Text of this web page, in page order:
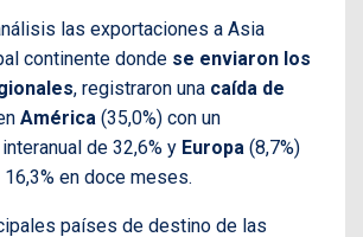
las exportaciones a Asia
continente donde se enviaron los
, registraron una caída de
América (35,0%) con un
de 32,6% y Europa (8,7%)
en doce meses.
países de destino de las